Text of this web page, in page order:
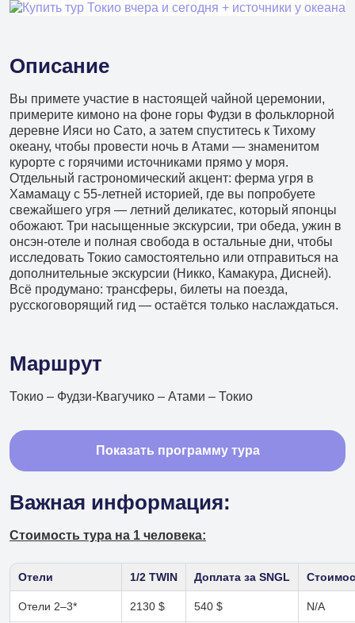
+7 (902) 485 96 34
Детские экскурсии
+7 (966) 286 54 19
Туры в Китай
+7 (966) 272 14 20
Туры в КНДР
+7 (966) 272 14 20
Туры в другие страны
Аренда автобусов
+7 (902) 556 45 56
Авиакасса
Филиал в Москве
Описание
Вы примете участие в настоящей чайной церемонии,
примерите кимоно на фоне горы Фудзи в фольклорной
деревне Ияси но Сато, а затем спуститесь к Тихому
океану, чтобы провести ночь в Атами — знаменитом
курорте с горячими источниками прямо у моря.
Отдельный гастрономический акцент: ферма угря в
Хамамацу с 55-летней историей, где вы попробуете
свежайшего угря — летний деликатес, который японцы
обожают. Три насыщенные экскурсии, три обеда, ужин в
онсэн-отеле и полная свобода в остальные дни, чтобы
исследовать Токио самостоятельно или отправиться на
дополнительные экскурсии (Никко, Камакура, Дисней).
Всё продумано: трансферы, билеты на поезда,
русскоговорящий гид — остаётся только наслаждаться.
Маршрут
Токио – Фудзи-Квагучико – Атами – Токио
Показать программу тура
Важная информация:
Стоимость тура на 1 человека:
Отели 1/2 TWIN Доплата за SNGL
Отели 2–3* 2130 $ 540 $ N/A